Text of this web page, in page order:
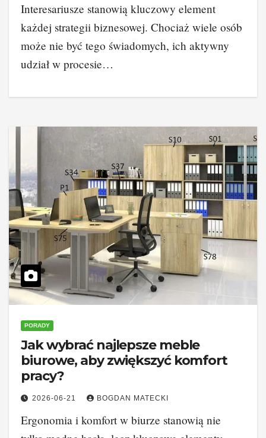
Interesariusze stanowią kluczowy element
każdej strategii biznesowej. Chociaż wiele osób
może nie być tego świadomych, ich aktywny
udział w procesie…
PORADY
Jak wybrać najlepsze meble
biurowe, aby zwiększyć komfort
pracy?
2026-06-21 BOGDAN MATECKI
Ergonomia i komfort w biurze stanowią nie